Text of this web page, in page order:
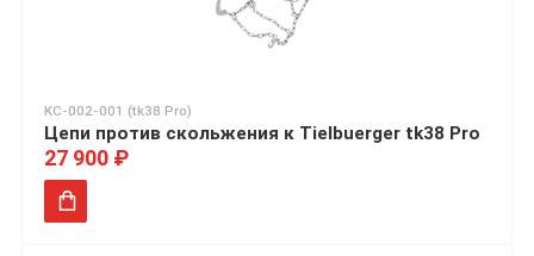
KC-002-001 (tk38 Pro)
Цепи против скольжения к Tielbuerger tk38 Pro
27 900 ₽